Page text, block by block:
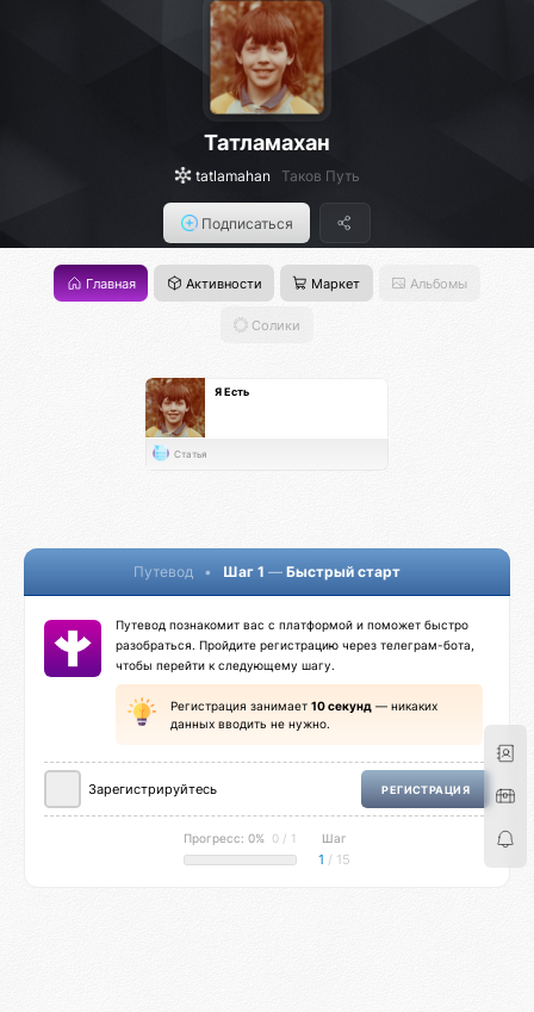
Татламахан
tatlamahan Таков Путь
Подписаться
Главная Активности Маркет Альбомы
Солики
Я Есть
Статья
Путевод • Шаг 1 — Быстрый старт
Путевод познакомит вас с платформой и поможет быстро
разобраться. Пройдите регистрацию через телеграм-бота,
чтобы перейти к следующему шагу.
Регистрация занимает 10 секунд — никаких
данных вводить не нужно.
Зарегистрируйтесь РЕГИСТРАЦИЯ
Прогресс: 0% 0 / 1 Шаг
1 / 15